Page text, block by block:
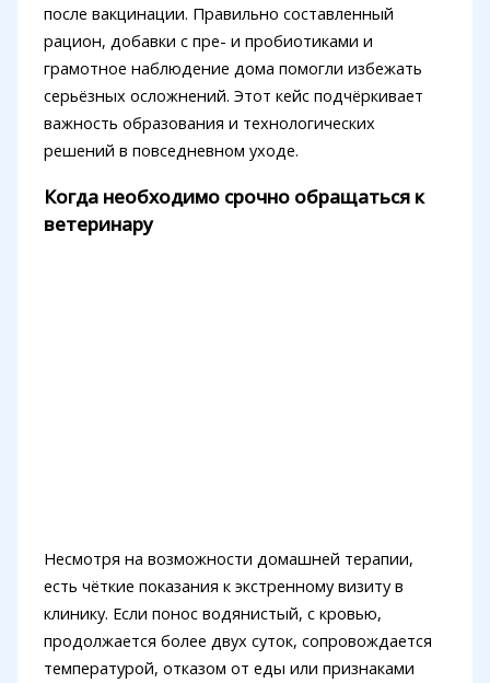
после вакцинации. Правильно составленный
рацион, добавки с пре- и пробиотиками и
грамотное наблюдение дома помогли избежать
серьёзных осложнений. Этот кейс подчёркивает
важность образования и технологических
решений в повседневном уходе.
Когда необходимо срочно обращаться к
ветеринару
Несмотря на возможности домашней терапии,
есть чёткие показания к экстренному визиту в
клинику. Если понос водянистый, с кровью,
продолжается более двух суток, сопровождается
температурой, отказом от еды или признаками